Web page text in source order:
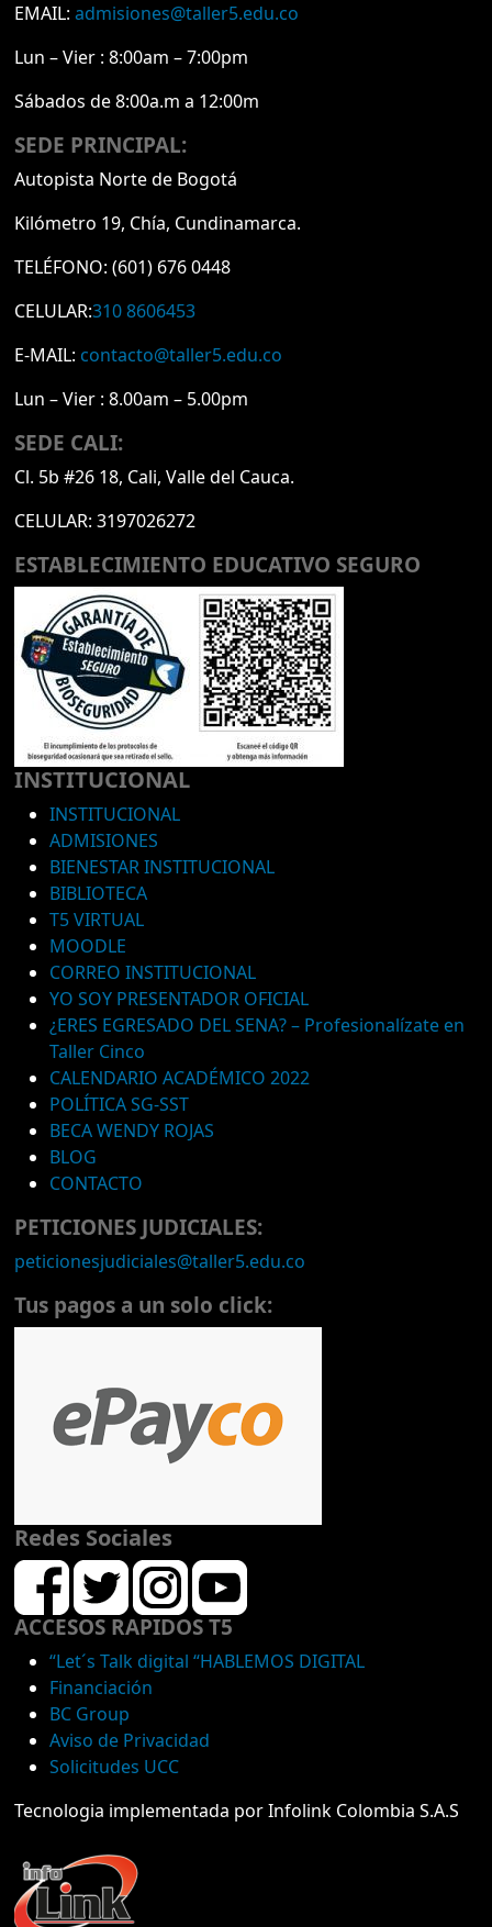
EMAIL:admisiones@taller5.edu.co
Lun – Vier : 8:00am – 7:00pm
Sábados de 8:00a.m a 12:00m
SEDE PRINCIPAL:
Autopista Norte de Bogotá
Kilómetro 19, Chía, Cundinamarca.
TELÉFONO: (601) 676 0448
CELULAR:310 8606453
E-MAIL: contacto@taller5.edu.co
Lun – Vier : 8.00am – 5.00pm
SEDE CALI:
Cl. 5b #26 18, Cali, Valle del Cauca.
CELULAR:3197026272
ESTABLECIMIENTO EDUCATIVO SEGURO
INSTITUCIONAL
INSTITUCIONAL
ADMISIONES
BIENESTAR INSTITUCIONAL
BIBLIOTECA
T5 VIRTUAL
MOODLE
CORREO INSTITUCIONAL
YO SOY PRESENTADOR OFICIAL
¿ERES EGRESADO DEL SENA? – Profesionalízate en
Taller Cinco
CALENDARIO ACADÉMICO 2022
POLÍTICA SG-SST
BECA WENDY ROJAS
BLOG
CONTACTO
PETICIONES JUDICIALES:
peticionesjudiciales@taller5.edu.co
Tus pagos a un solo click:
Redes Sociales
ACCESOS RAPIDOS T5
“Let´s Talk digital “HABLEMOS DIGITAL
Financiación
BC Group
Aviso de Privacidad
Solicitudes UCC
Tecnologia implementada por Infolink Colombia S.A.S